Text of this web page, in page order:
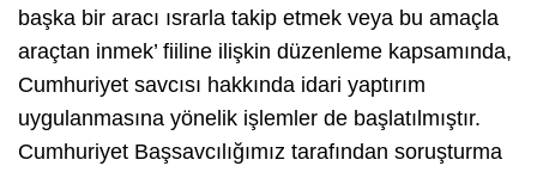
başka bir aracı ısrarla takip etmek veya bu amaçla
araçtan inmek’ fiiline ilişkin düzenleme kapsamında,
Cumhuriyet savcısı hakkında idari yaptırım
uygulanmasına yönelik işlemler de başlatılmıştır.
Cumhuriyet Başsavcılığımız tarafından soruşturma